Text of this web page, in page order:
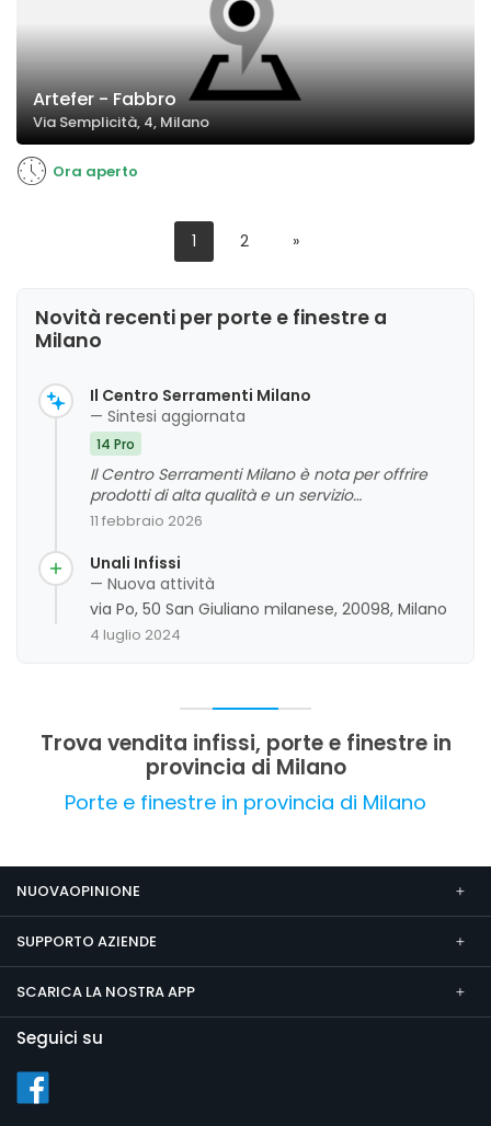
Artefer - Fabbro
Via Semplicità, 4, Milano
Ora aperto
1 2 »
Novità recenti per porte e finestre a
Milano
Il Centro Serramenti Milano
— Sintesi aggiornata
14 Pro
Il Centro Serramenti Milano è nota per offrire
prodotti di alta qualità e un servizio
professionale, con clienti che apprezzano la
personale. I feedback positivi evidenziano la
competenza, la puntualità e l'attenzione ai
dettagli durante tutte le fasi del lavoro. Tra le
aree di miglioramento, non emergono criticità
significative, anche se alcuni clienti sottolineano
affidabile e competente nel settore di porte e
11 febbraio 2026
Unali Infissi
— Nuova attività
via Po, 50 San Giuliano milanese, 20098, Milano
4 luglio 2024
Trova vendita infissi, porte e finestre in
provincia di Milano
Porte e finestre in provincia di Milano
NUOVAOPINIONE
SUPPORTO AZIENDE
SCARICA LA NOSTRA APP
Seguici su